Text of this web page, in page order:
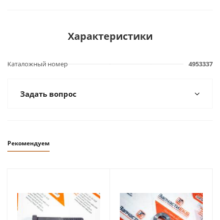
Характеристики
Каталожный номер 4953337
Задать вопрос
Рекомендуем